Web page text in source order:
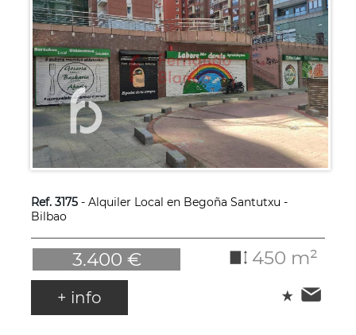
Ref. 3175- Alquiler Local en Begoña Santutxu -
Bilbao
3.400 € 450 m²
+ info